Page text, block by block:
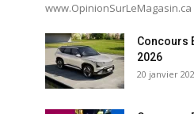
www.OpinionSurLeMagasin.ca
Concours
2026
20 janvier